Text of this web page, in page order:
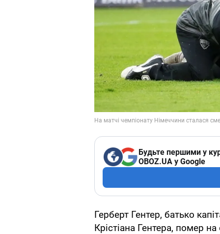
Будьте першими у
OBOZ.UA у Google
Герберт Гентер, батько
Крістіана Гентера, помер